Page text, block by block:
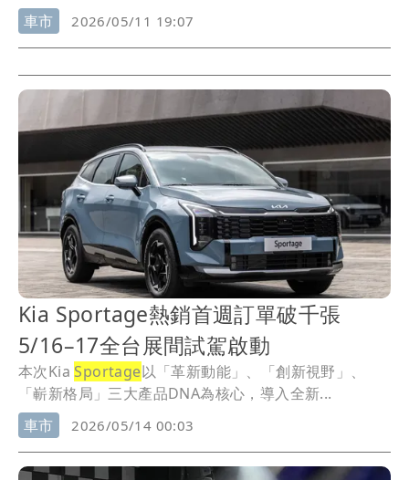
車市
2026/05/11 19:07
Kia Sportage熱銷首週訂單破千張
5/16–17全台展間試駕啟動
本次Kia Sportage以「革新動能」、「創新視野」、
「嶄新格局」三大產品DNA為核心，導入全新...
車市
2026/05/14 00:03